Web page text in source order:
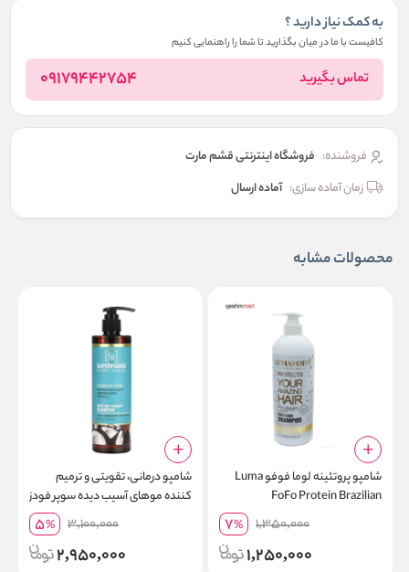
به کمک نیاز دارید ؟
کافیست با ما در میان بگذارید تا شما را راهنمایی کنیم
تماس بگیرید 09179442754
فروشنده: فروشگاه اینترنتی قشم مارت
زمان آماده سازی: آماده ارسال
محصولات مشابه
شامپو پروتئینه لوما فوفو Luma
FoFo Protein Brazilian
1,350,000
7%
1,250,000
شامپو درمانی، تقویتی و ترمیم
کننده موهای آسیب دیده سوپر فودز
بی سی ال BCL Super Foods حاوی
عصاره طبیعی و ارگانیک کلم کیل
3,100,000
5%
2,950,000